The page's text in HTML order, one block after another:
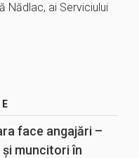
Nădlac, ai Serviciului
face angajări –
muncitori în